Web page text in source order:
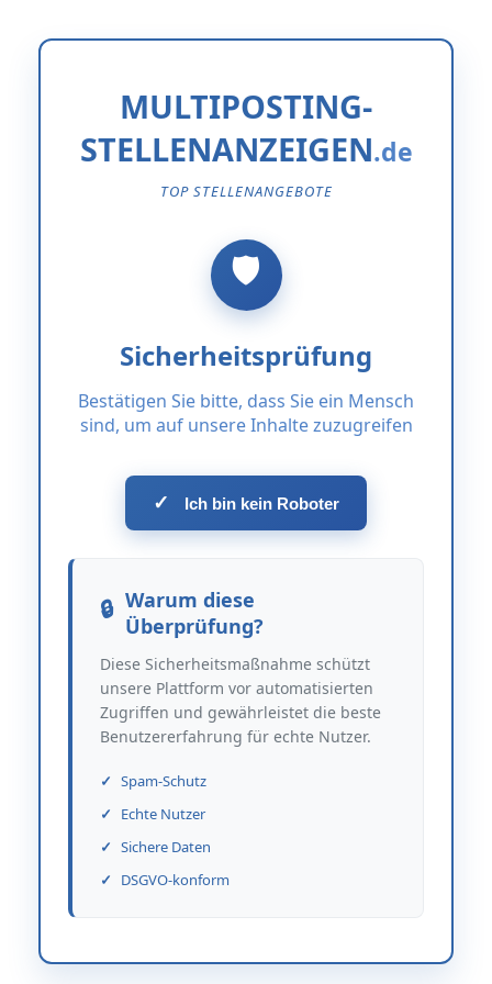
MULTIPOSTING-
STELLENANZEIGEN
TOP STELLENANGEBOTE
Sicherheitsprüfung
Bestätigen Sie bitte, dass Sie ein Mensch
sind, um auf unsere Inhalte zuzugreifen
✓ Ich bin kein Roboter
Warum diese
Überprüfung?
Diese Sicherheitsmaßnahme schützt
unsere Plattform vor automatisierten
Zugriffen und gewährleistet die beste
Benutzererfahrung für echte Nutzer.
Spam-Schutz
Echte Nutzer
Sichere Daten
DSGVO-konform